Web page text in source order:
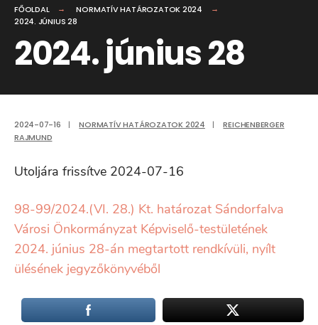
FŐOLDAL
NORMATÍV HATÁROZATOK 2024
2024. JÚNIUS 28
2024. június 28
2024-07-16 | NORMATÍV HATÁROZATOK 2024 |
REICHENBERGER
RAJMUND
Utoljára frissítve 2024-07-16
98-99/2024.(VI. 28.) Kt. határozat Sándorfalva
Városi Önkormányzat Képviselő-testületének
2024. június 28-án megtartott rendkívüli, nyílt
ülésének jegyzőkönyvéből